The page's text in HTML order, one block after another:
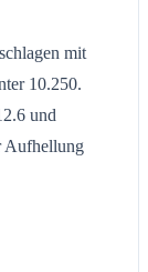
mit
10.250.
und
Aufhellung